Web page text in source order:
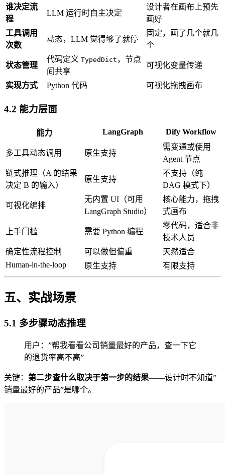
谁决定流
程
LLM 运行时自主决定
设计者在画布上预先
画好
工具调用
次数
动态，LLM 觉得够了就停
固定，画了几个就几
个
状态管理
代码定义 TypedDict ，节点
间共享
可视化变量传递
实现方式 Python 代码 可视化拖拽画布
4.2 能力层面
能力 LangGraph Dify Workflow
多工具动态调用 原生支持
需变通或使用
Agent 节点
链式推理（A 的结果
决定 B 的输入）
原生支持
不支持（纯
DAG 模式下）
可视化编排
无内置 UI（可用
LangGraph Studio）
核心能力，拖拽
式画布
上手门槛 需要 Python 编程
零代码，适合非
技术人员
确定性流程控制
可以做但偏重
天然适合
Human-in-the-loop
原生支持 有限支持
五、实战场景
5.1 多步骤动态推理
用户：”帮我看看公司销量最好的产品，查一下它
的退货率高不高”
关键： 第二步查什么取决于第一步的结果——设计时不知道”
销量最好的产品”是哪个。